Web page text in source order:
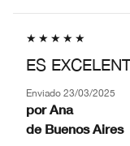
ES
Enviado 23/03/2025
por Ana
de Buenos Aires